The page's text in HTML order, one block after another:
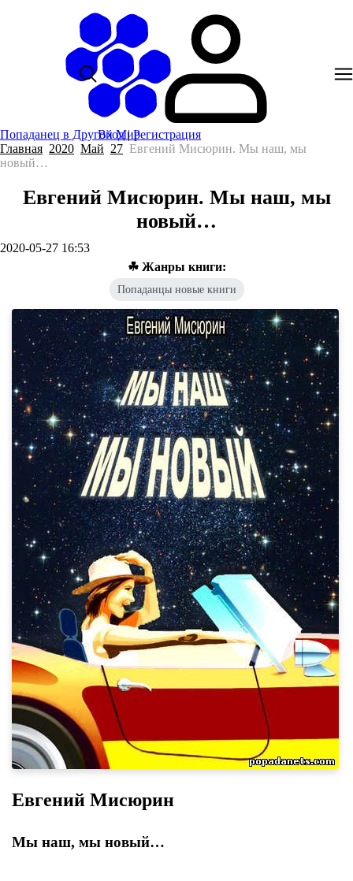
Попаданец в Другой Мир
Вход|Регистрация
Главная 2020 Май 27 Евгений Мисюрин. Мы наш, мы
новый…
Евгений Мисюрин. Мы наш, мы
новый…
2020-05-27 16:53
☘ Жанры книги:
Попаданцы новые книги
Евгений Мисюрин
Мы наш, мы новый…